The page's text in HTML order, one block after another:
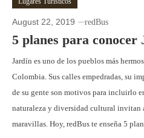
August 22, 2019 redBus
5 planes para
Jardín es uno de los pueblos más
Colombia. Sus calles empedradas, su
de su gente son motivos para incluirlo
naturaleza y diversidad cultural invitan
maravillas. Hoy, redBus te enseña 5